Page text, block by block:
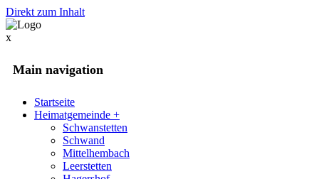
Direkt zum Inhalt
x
Main navigation
Startseite
Heimatgemeinde +
Schwanstetten
Schwand
Mittelhembach
Leerstetten